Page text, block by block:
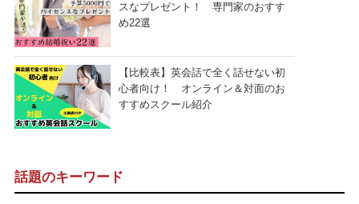
スなプレゼント！ 専門家のおすす
め22選
【比較表】英会話で全く話せない初
心者向け！ オンライン＆対面のお
すすめスクール紹介
話題のキーワード